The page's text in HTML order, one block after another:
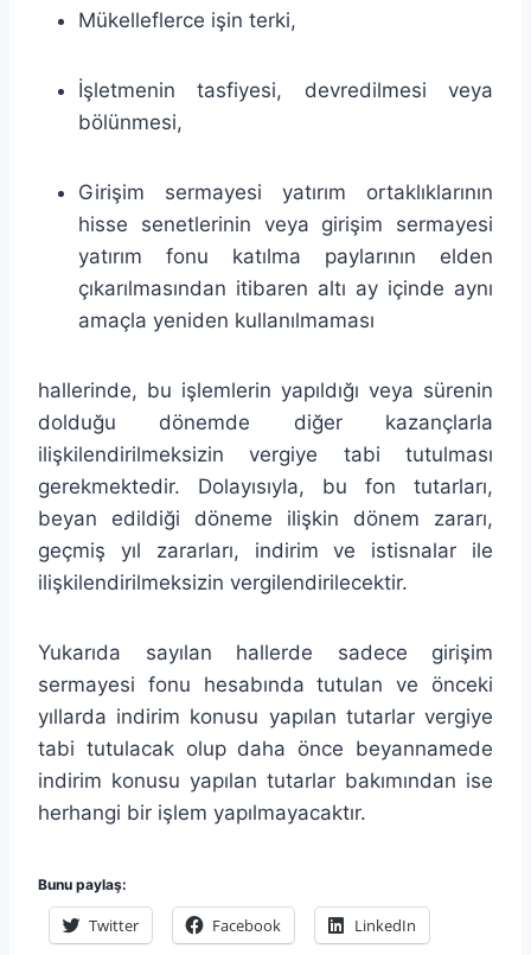
Mükelleflerce işin terki,
İşletmenin tasfiyesi, devredilmesi veya
bölünmesi,
Girişim sermayesi yatırım ortaklıklarının
hisse senetlerinin veya girişim sermayesi
yatırım fonu katılma paylarının elden
çıkarılmasından itibaren altı ay içinde aynı
amaçla yeniden kullanılmaması
hallerinde, bu işlemlerin yapıldığı veya sürenin
dolduğu dönemde diğer kazançlarla
ilişkilendirilmeksizin vergiye tabi tutulması
gerekmektedir. Dolayısıyla, bu fon tutarları,
beyan edildiği döneme ilişkin dönem zararı,
geçmiş yıl zararları, indirim ve istisnalar ile
ilişkilendirilmeksizin vergilendirilecektir.
Yukarıda sayılan hallerde sadece girişim
sermayesi fonu hesabında tutulan ve önceki
yıllarda indirim konusu yapılan tutarlar vergiye
tabi tutulacak olup daha önce beyannamede
indirim konusu yapılan tutarlar bakımından ise
herhangi bir işlem yapılmayacaktır.
Bunu paylaş:
Twitter Facebook LinkedIn